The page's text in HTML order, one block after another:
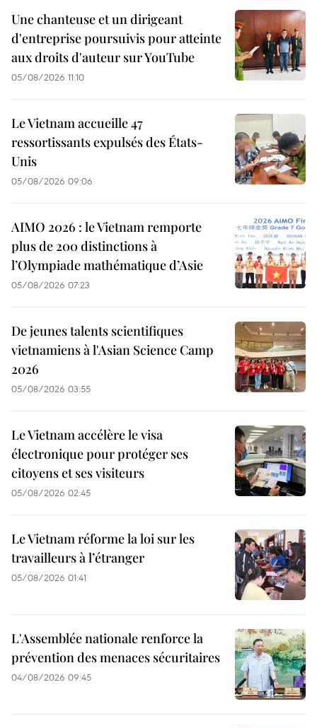
Une chanteuse et un dirigeant
d'entreprise poursuivis pour atteinte
aux droits d'auteur sur YouTube
05/08/2026 11:10
Le Vietnam accueille 47
ressortissants expulsés des États-
Unis
05/08/2026 09:06
AIMO 2026 : le Vietnam remporte
plus de 200 distinctions à
l’Olympiade mathématique d’Asie
05/08/2026 07:23
De jeunes talents scientifiques
vietnamiens à l'Asian Science Camp
2026
05/08/2026 03:55
Le Vietnam accélère le visa
électronique pour protéger ses
citoyens et ses visiteurs
05/08/2026 02:45
Le Vietnam réforme la loi sur les
travailleurs à l’étranger
05/08/2026 01:41
L'Assemblée nationale renforce la
prévention des menaces sécuritaires
04/08/2026 09:45